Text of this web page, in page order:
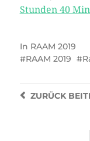
Stunden 40
In RAAM 2019
RAAM 2019
ZURÜCK